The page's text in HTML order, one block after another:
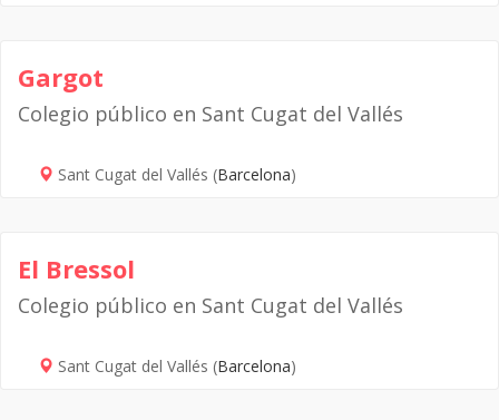
Gargot
Colegio público en Sant Cugat del Vallés
Sant Cugat del Vallés (Barcelona)
El Bressol
Colegio público en Sant Cugat del Vallés
Sant Cugat del Vallés (Barcelona)